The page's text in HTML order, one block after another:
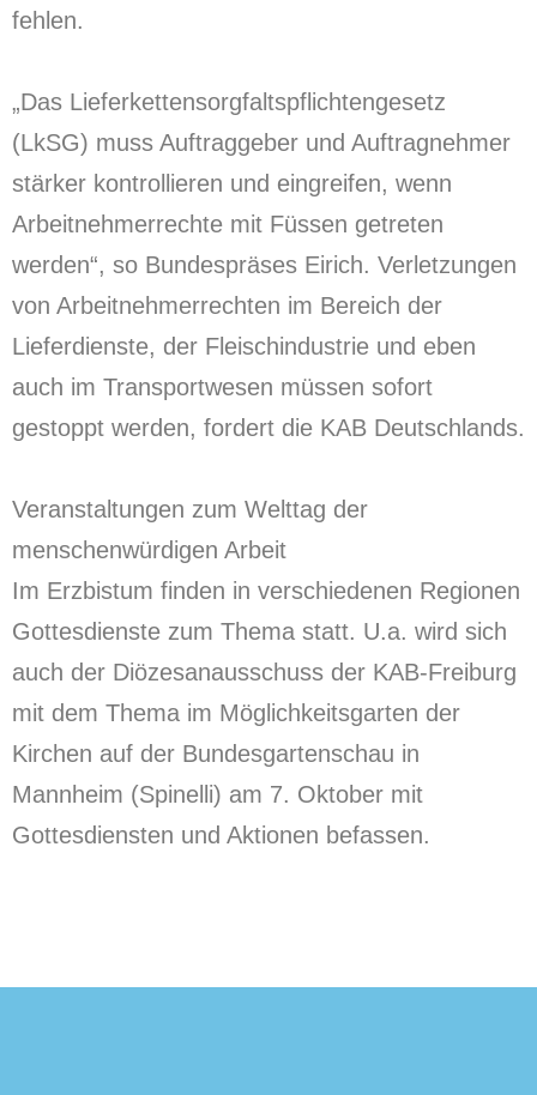
fehlen.
„Das Lieferkettensorgfaltspflichtengesetz
(LkSG) muss Auftraggeber und Auftragnehmer
stärker kontrollieren und eingreifen, wenn
Arbeitnehmerrechte mit Füssen getreten
werden“, so Bundespräses Eirich. Verletzungen
von Arbeitnehmerrechten im Bereich der
Lieferdienste, der Fleischindustrie und eben
auch im Transportwesen müssen sofort
gestoppt werden, fordert die KAB Deutschlands.
Veranstaltungen zum Welttag der
menschenwürdigen Arbeit
Im Erzbistum finden in verschiedenen Regionen
Gottesdienste zum Thema statt. U.a. wird sich
auch der Diözesanausschuss der KAB-Freiburg
mit dem Thema im Möglichkeitsgarten der
Kirchen auf der Bundesgartenschau in
Mannheim (Spinelli) am 7. Oktober mit
Gottesdiensten und Aktionen befassen.